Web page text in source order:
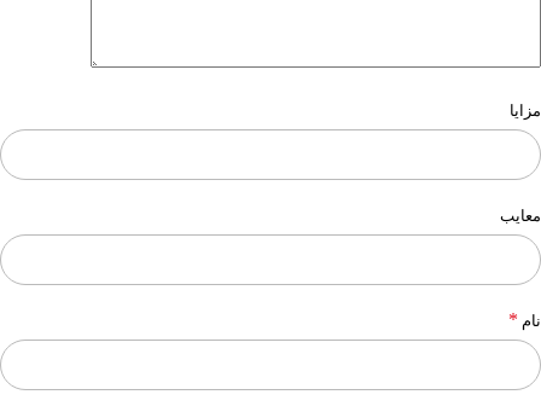
مزایا
معایب
نام *